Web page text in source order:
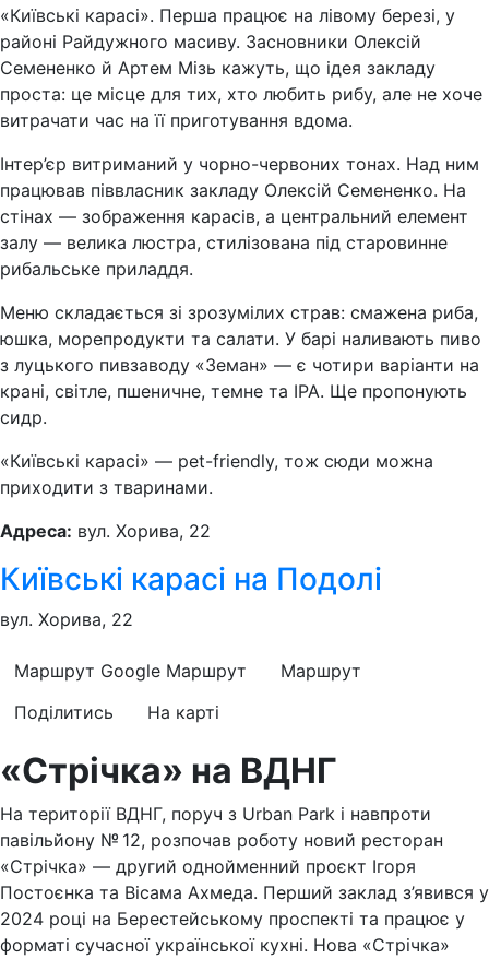
«Київські карасі». Перша працює на лівому березі, у
районі Райдужного масиву. Засновники Олексій
Семененко й Артем Мізь кажуть, що ідея закладу
проста: це місце для тих, хто любить рибу, але не хоче
витрачати час на її приготування вдома.
Інтер’єр витриманий у чорно-червоних тонах. Над ним
працював піввласник закладу Олексій Семененко. На
стінах — зображення карасів, а центральний елемент
залу — велика люстра, стилізована під старовинне
рибальське приладдя.
Меню складається зі зрозумілих страв: смажена риба,
юшка, морепродукти та салати. У барі наливають пиво
з луцького пивзаводу «Земан» — є чотири варіанти на
крані, світле, пшеничне, темне та ІРА. Ще пропонують
сидр.
«Київські карасі» — pet-friendly, тож сюди можна
приходити з тваринами.
Адреса: вул. Хорива, 22
Київські карасі на Подолі
вул. Хорива, 22
Маршрут Google Маршрут
Маршрут
Поділитись
На карті
«Стрічка» на ВДНГ
На території ВДНГ, поруч з Urban Park і навпроти
павільйону № 12, розпочав роботу новий ресторан
«Стрічка» — другий однойменний проєкт Ігоря
Постоєнка та Вісама Ахмеда. Перший заклад з’явився у
2024 році на Берестейському проспекті та працює у
форматі сучасної української кухні. Нова «Стрічка»